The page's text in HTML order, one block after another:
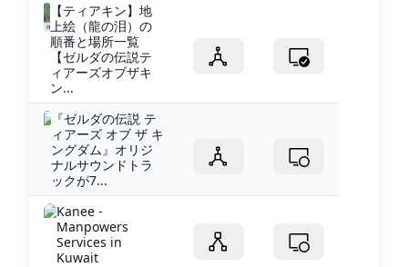
【ティアキン】地
上絵（龍の泪）の
順番と場所一覧
【ゼルダの伝説テ
ィアーズオブザキ
ン...
『ゼルダの伝説 テ
ィアーズ オブ ザ キ
ングダム』オリジ
ナルサウンドトラ
ックが7...
Kanee -
Manpowers
Services in
Kuwait